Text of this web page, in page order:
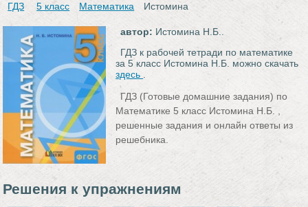
ГДЗ 5 класс Математика Истомина
автор: Истомина Н.Б..
ГДЗ к рабочей тетради по математике
за 5 класс Истомина Н.Б. можно скачать
здесь
ГДЗ (Готовые домашние задания) по
Математике 5 класс Истомина Н.Б. ,
решенные задания и онлайн ответы из
решебника.
Решения к упражнениям